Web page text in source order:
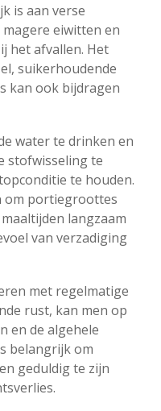
is aan verse
eiwitten en
het afvallen. Het
suikerhoudende
kan ook bijdragen
water te drinken en
stofwisseling te
te houden.
om portiegroottes
langzaam
van verzadiging
met regelmatige
rust, kan men op
en de algehele
belangrijk om
geduldig te zijn